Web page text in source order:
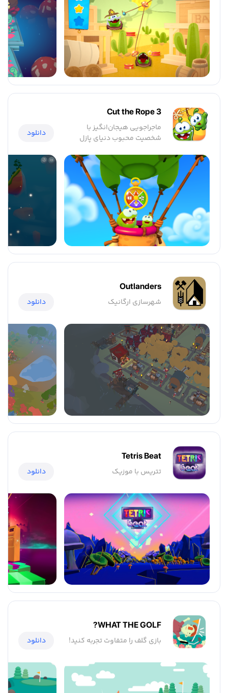
Cut the Rope 3
ماجراجویی هیجان‌انگیز با
شخصیت محبوب دنیای پازل
دانلود
Outlanders
شهرسازی ارگانیک دانلود
Tetris Beat
تتریس با موزیک دانلود
WHAT THE GOLF?
بازی گلف را متفاوت تجربه کنید! دانلود